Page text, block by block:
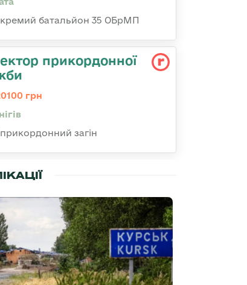
батальйон 35 ОБрМП
прикордонної
грн
загін